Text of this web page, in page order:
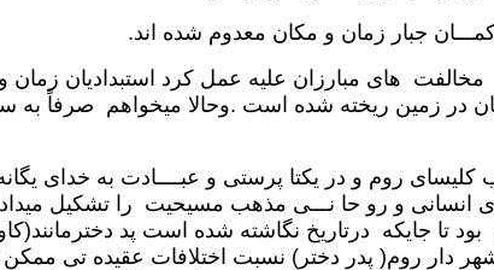
جبار زمان و مکان معدوم شده اند.
های مبارزان علیه عمل کرد استبدادیان
در زمین ریخته شده است .وحالا میخواهم صرفاً به
روم و در یکتا پرستی و عبــــادت به خدای
و رو حا نـــی مذهب مسیحیت را تشکیل
تا جایکه درتاریخ نگاشته شده است پد
دار روم( پدر دختر) نسبت اختلافات عقیده تی